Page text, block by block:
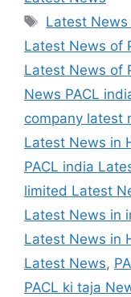
Tags
Latest News
Latest News of
Latest News of
News PACL
company latest
Latest News in
PACL india
limited Latest
Latest News in
Latest News in
Latest News,
PACL ki taja